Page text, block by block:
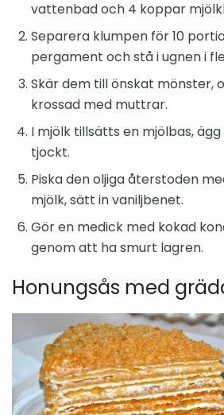
vattenbad och 4 koppar
Separera klumpen för 10
pergament och stå i ugnen i
Skär dem till önskat mönster,
krossad med muttrar.
I mjölk tillsätts en mjölbas,
tjockt.
Piska den oljiga återstoden
mjölk, sätt in vaniljbenet.
Gör en medick med kokad
genom att ha smurt lagren.
Honungsås med